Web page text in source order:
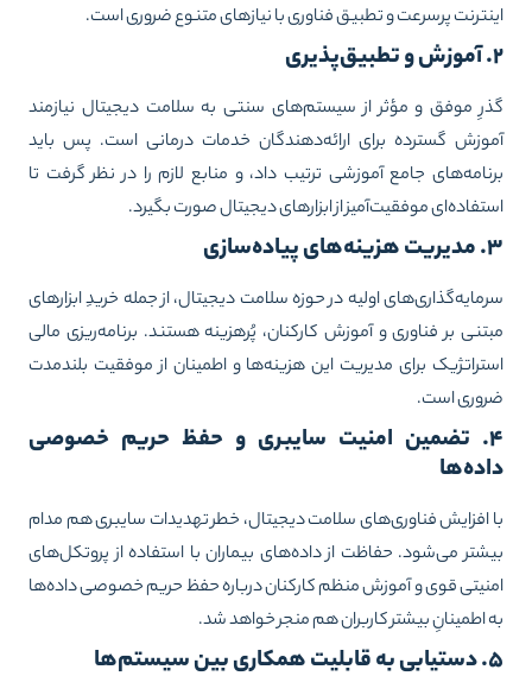
پرسرعت و تطبیق فناوری با نیازهای متنوع ضروری است.
موفق و مؤثر از سیستم‌های سنتی به سلامت دیجیتال نیازمند
گسترده برای ارائه‌دهندگان خدمات درمانی است. پس باید
جامع آموزشی ترتیب داد، و منابع لازم را در نظر گرفت تا
موفقیت‌آمیز از ابزارهای دیجیتال صورت بگیرد.
اولیه در حوزه سلامت دیجیتال، از جمله خریدِ ابزارهای
بر فناوری و آموزش کارکنان، پُرهزینه هستند. برنامه‌ریزی مالی
برای مدیریت این هزینه‌ها و اطمینان از موفقیت بلندمدت
است.
۴. تضمین امنیت سایبری و حفظ حریم خصوصی
افزایش فناوری‌های سلامت دیجیتال، خطر تهدیدات سایبری هم مدام
می‌شود. حفاظت از داده‌های بیماران با استفاده از پروتکل‌های
قوی و آموزش منظم کارکنان درباره حفظ حریم خصوصی داده‌ها
اطمینانِ بیشتر کاربران هم منجر خواهد شد.